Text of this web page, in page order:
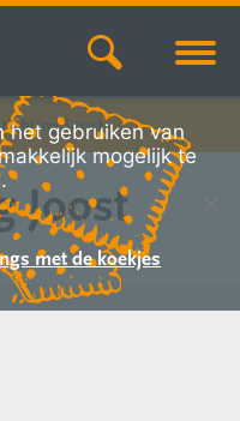
Joost
Joost
het gebruiken van
mogelijk te
met de koekjes